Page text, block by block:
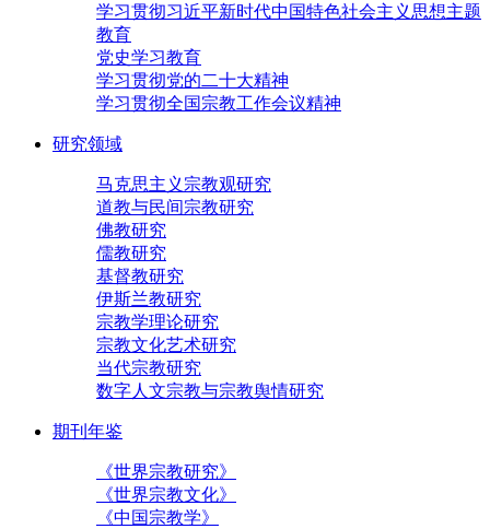
学习贯彻习近平新时代中国特色社会主义思想主题
教育
党史学习教育
学习贯彻党的二十大精神
学习贯彻全国宗教工作会议精神
研究领域
马克思主义宗教观研究
道教与民间宗教研究
佛教研究
儒教研究
基督教研究
伊斯兰教研究
宗教学理论研究
宗教文化艺术研究
当代宗教研究
数字人文宗教与宗教舆情研究
期刊年鉴
《世界宗教研究》
《世界宗教文化》
《中国宗教学》